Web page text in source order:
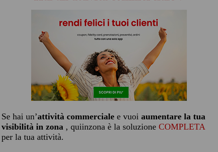
Se hai un’attività commerciale e vuoi aumentare la tua
visibilità in zona , quiinzona è la soluzione COMPLETA
per la tua attività.